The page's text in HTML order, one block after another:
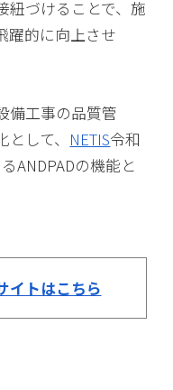
紐づけることで、施
躍的に向上させ
備工事の品質管
して、 NETIS令和
ANDPADの機能と
イトはこちら